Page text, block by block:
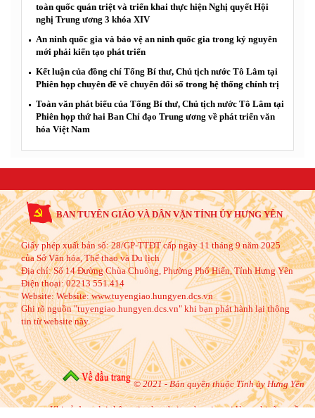
toàn quốc quán triệt và triển khai thực hiện Nghị quyết Hội
nghị Trung ương 3 khóa XIV
An ninh quốc gia và bảo vệ an ninh quốc gia trong kỷ nguyên
mới phải kiến tạo phát triển
Kết luận của đồng chí Tổng Bí thư, Chủ tịch nước Tô Lâm tại
Phiên họp chuyên đề về chuyển đổi số trong hệ thống chính trị
Toàn văn phát biểu của Tổng Bí thư, Chủ tịch nước Tô Lâm tại
Phiên họp thứ hai Ban Chỉ đạo Trung ương về phát triển văn
hóa Việt Nam
BAN TUYÊN GIÁO VÀ DÂN VẬN TỈNH ỦY HƯNG YÊN
Giấy phép xuất bản số: 28/GP-TTĐT cấp ngày 11 tháng 9 năm 2025
của Sở Văn hóa, Thể thao và Du lịch
Địa chỉ:Số 14 Đường Chùa Chuông, Phường Phố Hiến, Tỉnh Hưng Yên
Điện thoại:02213 551.414
Website:Website: www.tuyengiao.hungyen.dcs.vn
Ghi rõ nguồn "tuyengiao.hungyen.dcs.vn" khi bạn phát hành lại thông
tin từ website này.
© 2021 - Bản quyền thuộc Tỉnh ủy Hưng Yên
Khi sử dụng lại thông tin từ website này, xin vui lòng ghi rõ nguồn